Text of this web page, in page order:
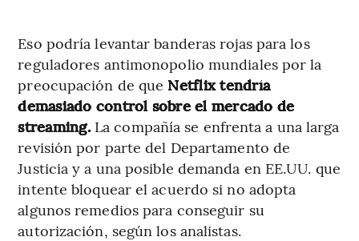
Eso podría levantar banderas rojas para los
reguladores antimonopolio mundiales por la
preocupación de que Netflix tendría
demasiado control sobre el mercado de
streaming. La compañía se enfrenta a una larga
revisión por parte del Departamento de
Justicia y a una posible demanda en EE.UU. que
intente bloquear el acuerdo si no adopta
algunos remedios para conseguir su
autorización, según los analistas.